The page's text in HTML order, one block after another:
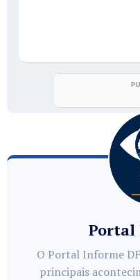
Portal
O Portal Informe
principais